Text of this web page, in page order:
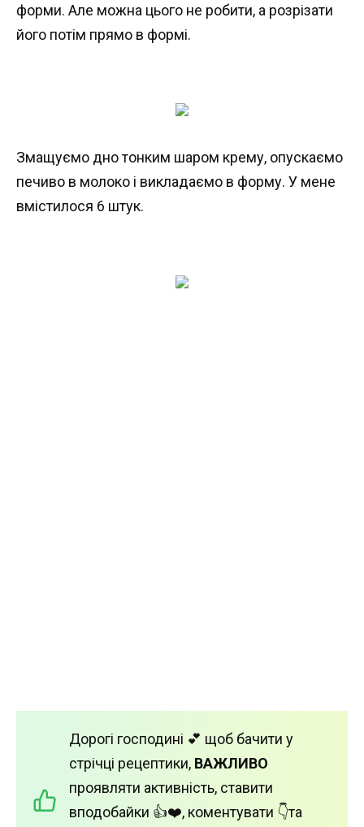
форми. Але можна цього не робити, а розрізати
його потім прямо в формі.
Змащуємо дно тонким шаром крему, опускаємо
печиво в молоко і викладаємо в форму. У мене
вмістилося 6 штук.
Дорогі господині 💕 щоб бачити у
стрічці рецептики, ВАЖЛИВО
проявляти активність, ставити
вподобайки 👍❤️, коментувати 👇та